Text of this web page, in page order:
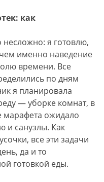
как
я готовлю,
именно наведение
времени. Все
по дням
я планировала
— уборке комнат, в
марафета ожидало
и санузлы. Как
все эти задачи
да и то
готовкой еды.